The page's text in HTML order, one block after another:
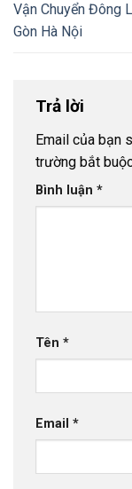
Vận Chuyển Đông
Gòn Hà Nội
Trả lời
Email của bạn
trường bắt
Bình luận *
Tên *
Email *